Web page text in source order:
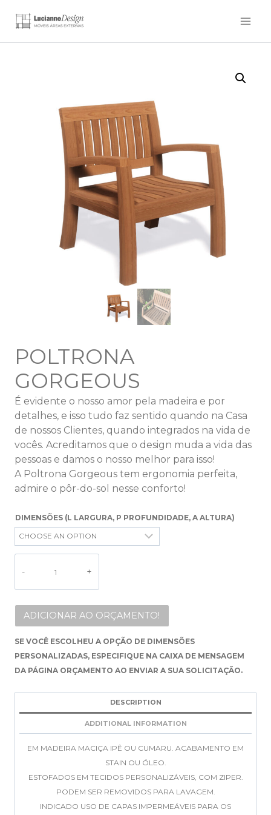
POLTRONA
GORGEOUS
É evidente o nosso amor pela madeira e por
detalhes, e isso tudo faz sentido quando na Casa
de nossos Clientes, quando integrados na vida de
vocês. Acreditamos que o design muda a vida das
pessoas e damos o nosso melhor para isso!
A Poltrona Gorgeous tem ergonomia perfeita,
admire o pôr-do-sol nesse conforto!
DIMENSÕES (L LARGURA, P PROFUNDIDADE, A ALTURA)
ADICIONAR AO ORÇAMENTO!
SE VOCÊ ESCOLHEU A OPÇÃO DE DIMENSÕES
PERSONALIZADAS, ESPECIFIQUE NA CAIXA DE MENSAGEM
DA PÁGINA ORÇAMENTO AO ENVIAR A SUA SOLICITAÇÃO.
DESCRIPTION
ADDITIONAL INFORMATION
EM MADEIRA MACIÇA IPÊ OU CUMARU. ACABAMENTO EM
STAIN OU ÓLEO.
ESTOFADOS EM TECIDOS PERSONALIZÁVEIS, COM ZIPER.
PODEM SER REMOVIDOS PARA LAVAGEM.
INDICADO USO DE CAPAS IMPERMEÁVEIS PARA OS